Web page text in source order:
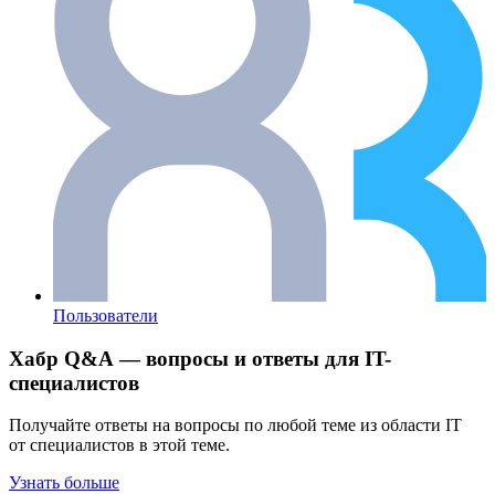
Пользователи
Хабр Q&A — вопросы и ответы для IT-
специалистов
Получайте ответы на вопросы по любой теме из области IT
от специалистов в этой теме.
Узнать больше